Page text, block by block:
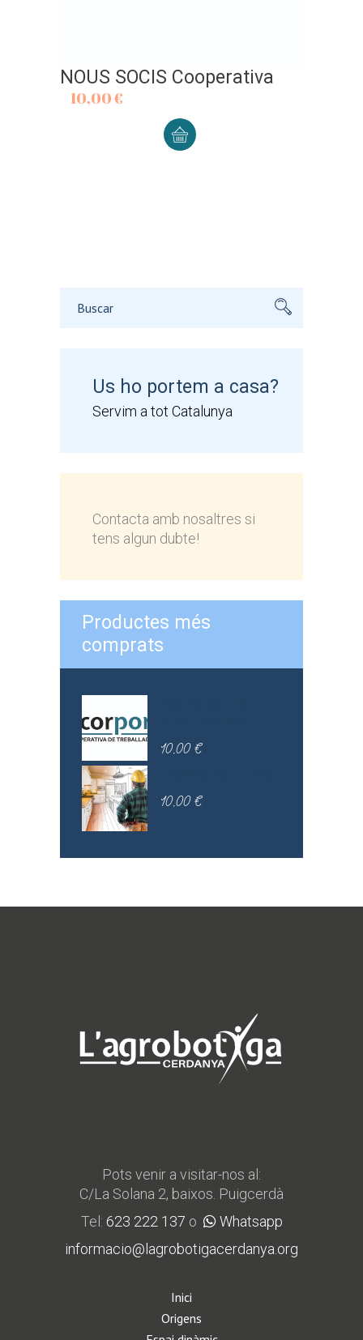
NOUS SOCIS Cooperativa
10,00€
Us ho portem a casa?
Servim a tot Catalunya
Contacta amb nosaltres si
tens algun dubte!
Productes més
comprats
10,00€
10,00€
Pots venir a visitar-nos al:
C/La Solana 2, baixos. Puigcerdà
Tel: 623 222 137 o
Whatsapp
informacio@lagrobotigacerdanya.org
Inici
Origens